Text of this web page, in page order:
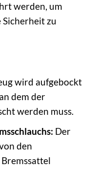
werden, um
Sicherheit zu
wird aufgebockt
dem der
werden muss.
Der
den